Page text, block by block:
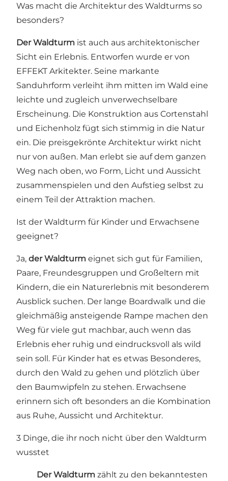
Was macht die Architektur des Waldturms so
besonders?
Der Waldturm ist auch aus architektonischer
Sicht ein Erlebnis. Entworfen wurde er von
EFFEKT Arkitekter. Seine markante
Sanduhrform verleiht ihm mitten im Wald eine
leichte und zugleich unverwechselbare
Erscheinung. Die Konstruktion aus Cortenstahl
und Eichenholz fügt sich stimmig in die Natur
ein. Die preisgekrönte Architektur wirkt nicht
nur von außen. Man erlebt sie auf dem ganzen
Weg nach oben, wo Form, Licht und Aussicht
zusammenspielen und den Aufstieg selbst zu
einem Teil der Attraktion machen.
Ist der Waldturm für Kinder und Erwachsene
geeignet?
Ja, der Waldturm eignet sich gut für Familien,
Paare, Freundesgruppen und Großeltern mit
Kindern, die ein Naturerlebnis mit besonderem
Ausblick suchen. Der lange Boardwalk und die
gleichmäßig ansteigende Rampe machen den
Weg für viele gut machbar, auch wenn das
Erlebnis eher ruhig und eindrucksvoll als wild
sein soll. Für Kinder hat es etwas Besonderes,
durch den Wald zu gehen und plötzlich über
den Baumwipfeln zu stehen. Erwachsene
erinnern sich oft besonders an die Kombination
aus Ruhe, Aussicht und Architektur.
3 Dinge, die ihr noch nicht über den Waldturm
wusstet
Der Waldturm zählt zu den bekanntesten